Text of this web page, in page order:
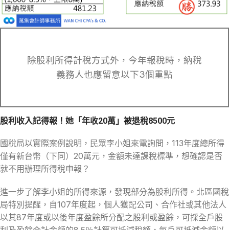
除股利所得計稅方式外，今年報稅時，納稅
義務人也應留意以下3個重點
股利收入記得報！她「年收20萬」被退稅8500元
國稅局以實際案例說明，民眾李小姐來電詢問，113年度總所得
僅有新台幣（下同）20萬元，金額未達課稅標準，想確認是否
就不用辦理所得稅申報？
進一步了解李小姐的所得來源，發現部分為股利所得。北區國稅
局特別提醒，自107年度起，個人獲配公司、合作社或其他法人
以其87年度或以後年度盈餘所分配之股利或盈餘，可採全戶股